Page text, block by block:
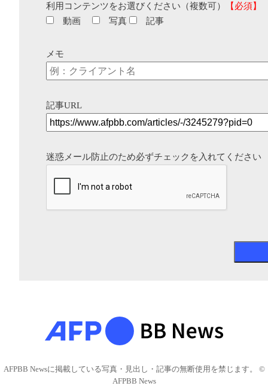
利用コンテンツをお選びください（複数可）
【必須】
動画
写真 記事
メモ
記事URL
迷惑メール防止のため必ずチェックを入れてください
AFPBB Newsに掲載している写真・見出し・記事の無断使用を禁じます。 ©
AFPBB News